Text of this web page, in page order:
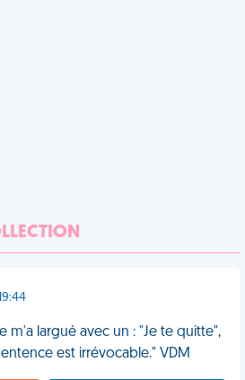
m'a largué avec un : "Je te quitte",
est irrévocable." VDM